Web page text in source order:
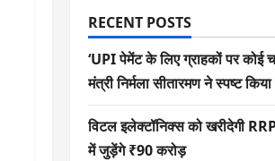
RECENT POSTS
‘UPI पेमेंट के लिए ग्राहकों पर कोई
मंत्री निर्मला सीतारमण ने स्पष्ट किया
विटल इलेक्टॉनिक्स को खरीदेगी
में जुड़ेंगे ₹90 करोड़